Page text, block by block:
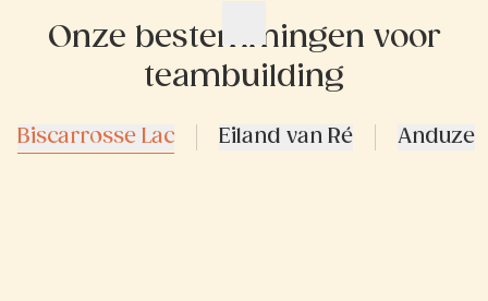
Onze bestemmingen voor
teambuilding
Biscarrosse Lac Eiland van Ré Anduze